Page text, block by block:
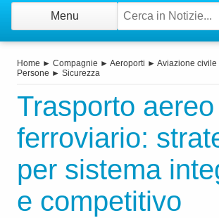
Menu
Home ► Compagnie ► Aeroporti ► Aviazione civile
Persone ► Sicurezza
Trasporto
ferroviario:
per sistema
e competitivo